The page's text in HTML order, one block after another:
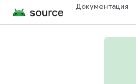
Документация